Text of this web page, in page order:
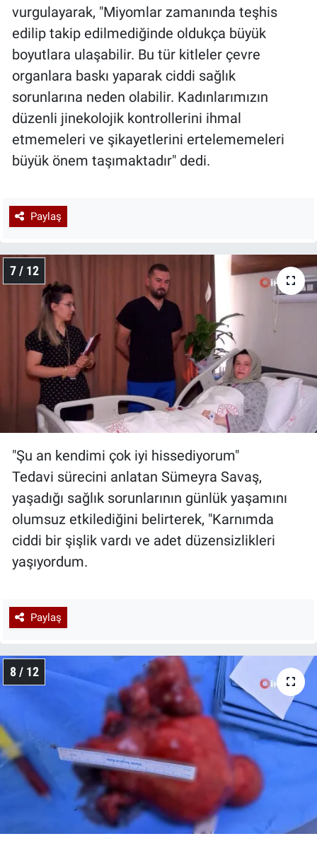
vurgulayarak, "Miyomlar zamanında teşhis
edilip takip edilmediğinde oldukça büyük
boyutlara ulaşabilir. Bu tür kitleler çevre
organlara baskı yaparak ciddi sağlık
sorunlarına neden olabilir. Kadınlarımızın
düzenli jinekolojik kontrollerini ihmal
etmemeleri ve şikayetlerini ertelememeleri
büyük önem taşımaktadır" dedi.
Paylaş
7 / 12
"Şu an kendimi çok iyi hissediyorum"
Tedavi sürecini anlatan Sümeyra Savaş,
yaşadığı sağlık sorunlarının günlük yaşamını
olumsuz etkilediğini belirterek, "Karnımda
ciddi bir şişlik vardı ve adet düzensizlikleri
yaşıyordum.
Paylaş
8 / 12